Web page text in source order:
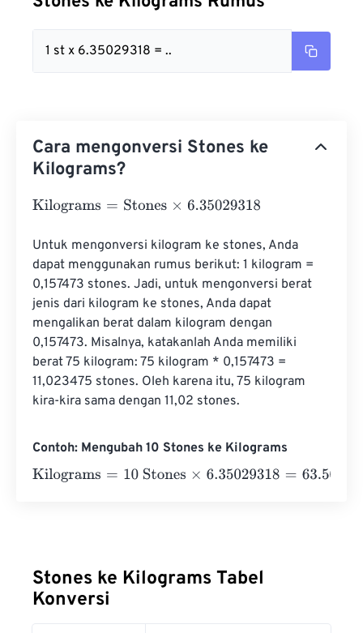
1 st x 6.35029318 = ..
Cara mengonversi Stones ke
Kilograms?
Kilograms=Stones×6.35029318
Untuk mengonversi kilogram ke stones, Anda
dapat menggunakan rumus berikut: 1 kilogram =
0,157473 stones. Jadi, untuk mengonversi berat
jenis dari kilogram ke stones, Anda dapat
mengalikan berat dalam kilogram dengan
0,157473. Misalnya, katakanlah Anda memiliki
berat 75 kilogram: 75 kilogram * 0,157473 =
11,023475 stones. Oleh karena itu, 75 kilogram
kira-kira sama dengan 11,02 stones.
Contoh: Mengubah 10 Stones ke Kilograms
Kilograms=10 Stones×6.35029318=63.5029318
Stones ke Kilograms Tabel
Konversi